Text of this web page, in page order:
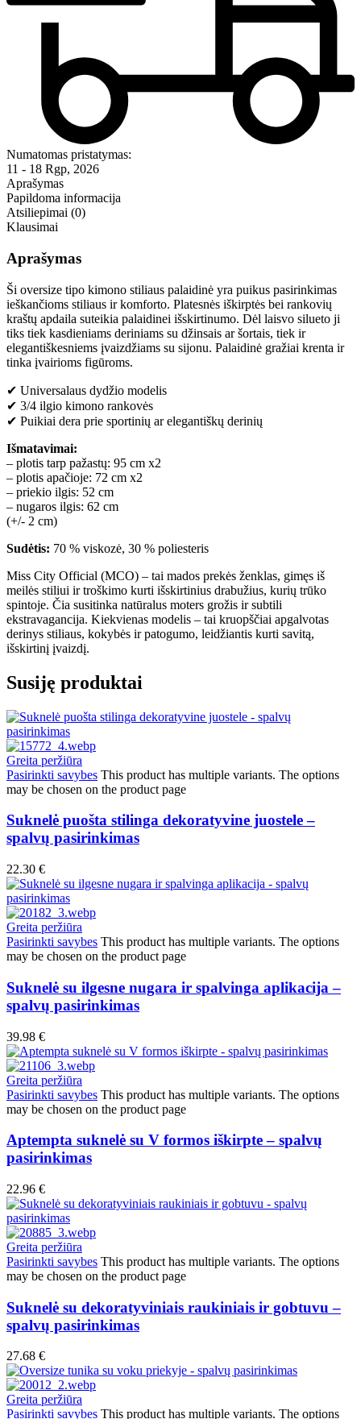
Numatomas pristatymas:
11 - 18 Rgp, 2026
Aprašymas
Papildoma informacija
Atsiliepimai (0)
Klausimai
Aprašymas
Ši oversize tipo kimono stiliaus palaidinė yra puikus pasirinkimas
ieškančioms stiliaus ir komforto. Platesnės iškirptės bei rankovių
kraštų apdaila suteikia palaidinei išskirtinumo. Dėl laisvo silueto ji
tiks tiek kasdieniams deriniams su džinsais ar šortais, tiek ir
elegantiškesniems įvaizdžiams su sijonu. Palaidinė gražiai krenta ir
tinka įvairioms figūroms.
✔ Universalaus dydžio modelis
✔ 3/4 ilgio kimono rankovės
✔ Puikiai dera prie sportinių ar elegantiškų derinių
Išmatavimai:
– plotis tarp pažastų: 95 cm x2
– plotis apačioje: 72 cm x2
– priekio ilgis: 52 cm
– nugaros ilgis: 62 cm
(+/- 2 cm)
Sudėtis: 70 % viskozė, 30 % poliesteris
Miss City Official (MCO) – tai mados prekės ženklas, gimęs iš
meilės stiliui ir troškimo kurti išskirtinius drabužius, kurių trūko
spintoje. Čia susitinka natūralus moters grožis ir subtili
ekstravagancija. Kiekvienas modelis – tai kruopščiai apgalvotas
derinys stiliaus, kokybės ir patogumo, leidžiantis kurti savitą,
išskirtinį įvaizdį.
Susiję produktai
Greita peržiūra
Pasirinkti savybes This product has multiple variants. The options
may be chosen on the product page
Suknelė puošta stilinga dekoratyvine juostele –
spalvų pasirinkimas
22.30 €
Greita peržiūra
Pasirinkti savybes This product has multiple variants. The options
may be chosen on the product page
Suknelė su ilgesne nugara ir spalvinga aplikacija –
spalvų pasirinkimas
39.98 €
Greita peržiūra
Pasirinkti savybes This product has multiple variants. The options
may be chosen on the product page
Aptempta suknelė su V formos iškirpte – spalvų
pasirinkimas
22.96 €
Greita peržiūra
Pasirinkti savybes This product has multiple variants. The options
may be chosen on the product page
Suknelė su dekoratyviniais raukiniais ir gobtuvu –
spalvų pasirinkimas
27.68 €
Greita peržiūra
Pasirinkti savybes This product has multiple variants. The options